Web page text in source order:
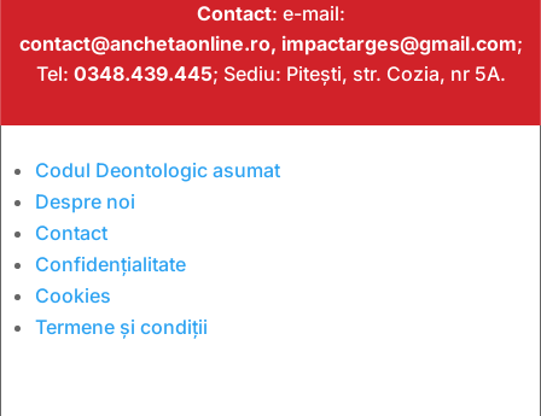
Contact: e-mail:
contact@anchetaonline.ro, impactarges@gmail.com;
Tel: 0348.439.445; Sediu: Pitești, str. Cozia, nr 5A.
Codul Deontologic asumat
Despre noi
Contact
Confidențialitate
Cookies
Termene și condiții